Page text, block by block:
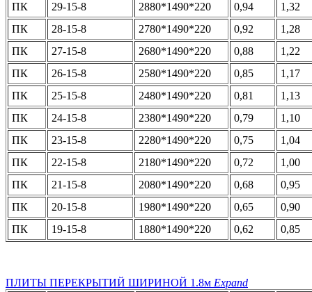
ПК
29-15-8 2880*1490*220 0,94
1,32
ПК
28-15-8 2780*1490*220 0,92
1,28
ПК
27-15-8 2680*1490*220 0,88
1,22
ПК
26-15-8 2580*1490*220 0,85
1,17
ПК
25-15-8 2480*1490*220 0,81
1,13
ПК
24-15-8 2380*1490*220 0,79
1,10
ПК
23-15-8 2280*1490*220 0,75
1,04
ПК
22-15-8 2180*1490*220 0,72
1,00
ПК
21-15-8 2080*1490*220 0,68
0,95
ПК
20-15-8 1980*1490*220 0,65
0,90
ПК
19-15-8 1880*1490*220 0,62 0,85
ПЛИТЫ ПЕРЕКРЫТИЙ ШИРИНОЙ 1.8м Expand